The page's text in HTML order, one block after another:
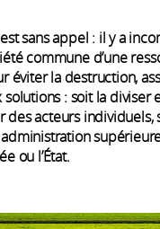
sans appel : il y a
commune d’une
éviter la destruction,
solutions : soit la diviser
des acteurs individuels,
ou l’État.